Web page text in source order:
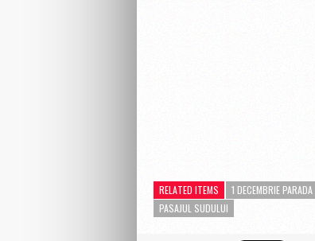
RELATED ITEMS 1 DECEMBRIE PARADA
PASAJUL SUDULUI